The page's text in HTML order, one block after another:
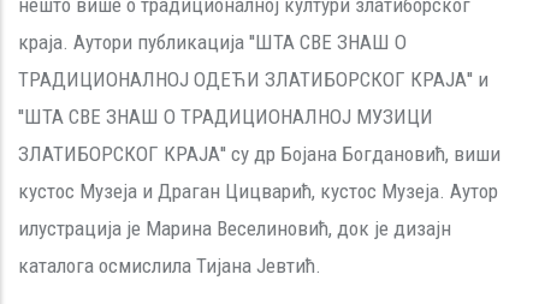
краја. Аутори публикација ''ШТА СВЕ ЗНАШ О
ТРАДИЦИОНАЛНОЈ ОДЕЋИ ЗЛАТИБОРСКОГ КРАЈА'' и
''ШТА СВЕ ЗНАШ О ТРАДИЦИОНАЛНОЈ МУЗИЦИ
ЗЛАТИБОРСКОГ КРАЈА'' су др Бојана Богдановић, виши
кустос Музеја и Драган Цицварић, кустос Музеја. Аутор
илустрација је Марина Веселиновић, док је дизајн
каталога осмислила Тијана Јевтић.